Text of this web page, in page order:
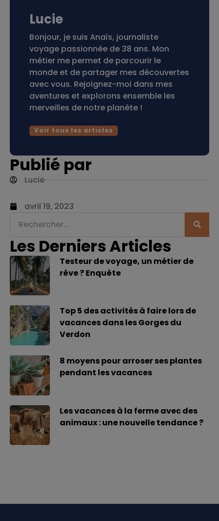
Lucie
Bonjour, je suis Anaïs, journaliste
voyage passionnée de 38 ans. Mon
métier me permet de parcourir le
monde et de partager mes découvertes
avec vous. Rejoignez-moi dans mes
aventures et explorons ensemble les
merveilles de notre planète !
Voir tous les articles
Publié par
Lucie
avril 19, 2023
Les Derniers Articles
Testeur de voyage, un métier de
rêve ? Enquête
Top 5 des activités à faire lors de
vacances dans les Gorges du
Verdon
8 moyens pour arroser ses plantes
pendant les vacances
Les vacances à la ferme avec des
animaux : une nouvelle tendance ?